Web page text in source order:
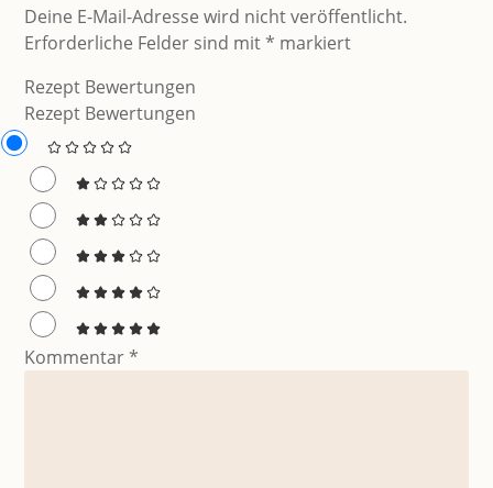
Deine E-Mail-Adresse wird nicht veröffentlicht.
Erforderliche Felder sind mit* markiert
Rezept Bewertungen
Rezept Bewertungen
Kommentar*